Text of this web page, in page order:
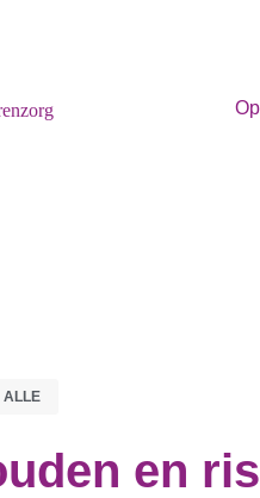
ALLE
en